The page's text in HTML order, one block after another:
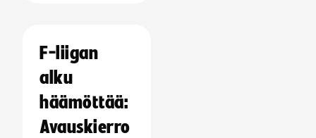
F-liigan
alku
häämöttää:
Avauskierro